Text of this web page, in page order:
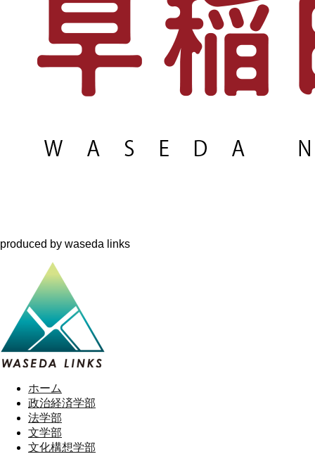
produced by waseda links
ホーム
政治経済学部
法学部
文学部
文化構想学部